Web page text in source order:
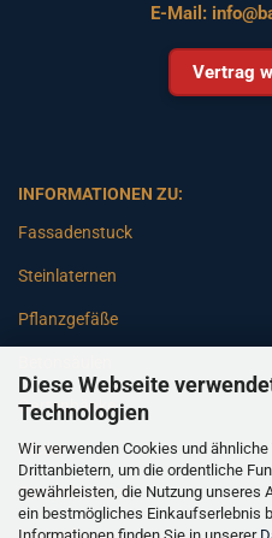
Diese Webseite
Technologien
Wir verwenden Cookies und
Drittanbietern, um die ordentliche
gewährleisten, die Nutzung unseres
ein bestmögliches Einkaufserlebnis
Informationen finden Sie in unserer
E-Mail:
Vertrag
INFORMATIONEN ZU:
Fassadenstuck
Steinlaternen
Pflanzgefäße
Gartenbänke
Pfeiler
Gartenbrunnen